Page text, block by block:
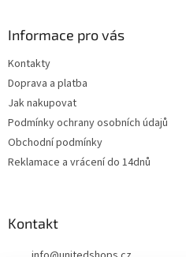
Informace pro vás
Kontakty
Doprava a platba
Jak nakupovat
Podmínky ochrany osobních údajů
Obchodní podmínky
Reklamace a vrácení do 14dnů
Kontakt